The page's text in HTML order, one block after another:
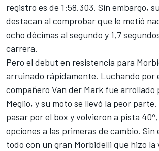
registro es de 1:58.303. Sin embargo,
destacan al comprobar que le metió
ocho décimas al segundo y 1,7
carrera.
Pero el debut en resistencia para
arruinado rápidamente. Luchando por
compañero Van der Mark fue arrollado
Meglio, y su moto se llevó la peor
pasar por el box y volvieron a pista
opciones a las primeras de cambio. Sin
todo con un gran Morbidelli que hizo